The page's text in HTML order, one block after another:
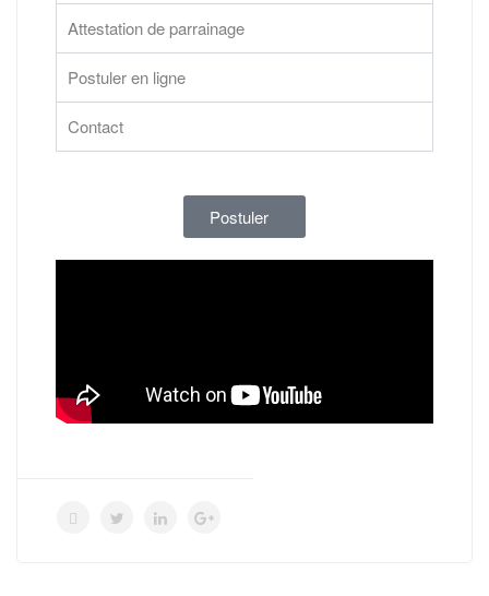
Attestation de parrainage
Postuler en ligne
Contact
Postuler